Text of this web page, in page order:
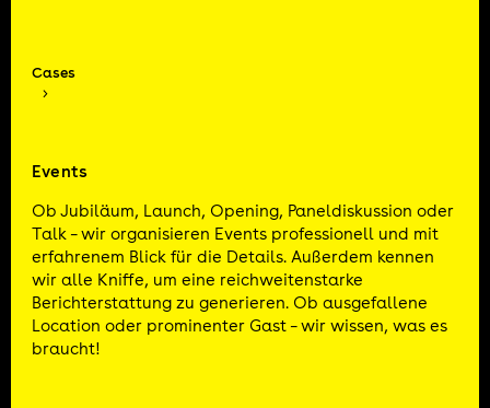
Cases
Events
Ob Jubiläum, Launch, Opening, Paneldiskussion oder
Talk – wir organisieren Events professionell und mit
erfahrenem Blick für die Details. Außerdem kennen
wir alle Kniffe, um eine reichweitenstarke
Berichterstattung zu generieren. Ob ausgefallene
Location oder prominenter Gast – wir wissen, was es
braucht!